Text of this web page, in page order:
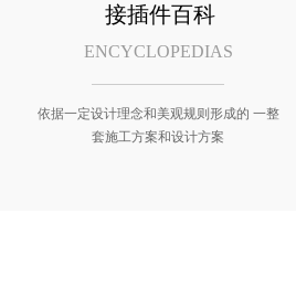
ENCYCLOPEDIAS
依据一定设计理念和美观规则形成的 一整
套施工方案和设计方案
接插件百科